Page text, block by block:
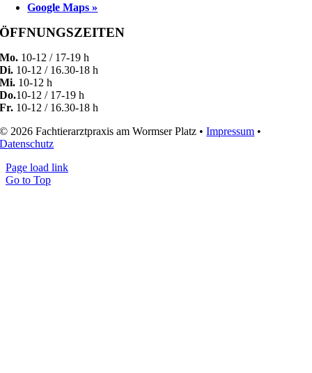
Google Maps »
ÖFFNUNGSZEITEN
Mo. 10-12 / 17-19 h
Di. 10-12 / 16.30-18 h
Mi. 10-12 h
Do.10-12 / 17-19 h
Fr. 10-12 / 16.30-18 h
© 2026 Fachtierarztpraxis am Wormser Platz •Impressum •
Datenschutz
Page load link
Go to Top